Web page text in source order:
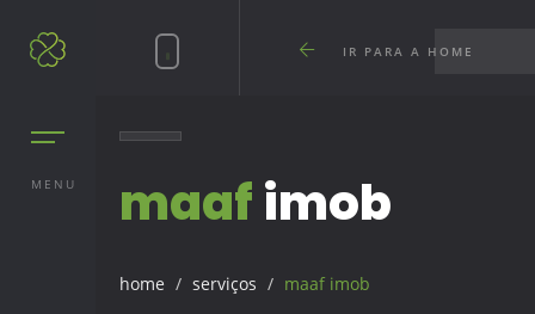
MENU
IR PARA A HOME
maafimob
home serviços maaf imob